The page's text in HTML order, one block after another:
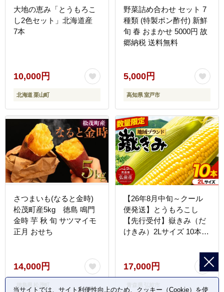
大地の恵み「とうもろこ
し2色セット」北海道産
7本
10,000円
北海道 栗山町
野菜詰め合わせ セット 7
種類 (特製ポン酢付) 新鮮
旬 春 おまかせ 5000円 故
郷納税 送料無料
5,000円
高知県 室戸市
さつまいも(なると金時)
松茂町産5kg 徳島 鳴門
金時 芋 秋 旬 サツマイモ
正月 おせち
14,000円
【26年8月中旬～クール
便発送】とうもろこし
【先行受付】嶽きみ（だ
けきみ）2Lサイズ 10本
嶽高原産 [先行予約 おい
しい コーン だけきみ と
うもろこし ひろさき ブラ
ンド もろこし 弘前 青森
17,000円
当サイトでは、サイト利便性向上のため、クッキー（Cookie）を使